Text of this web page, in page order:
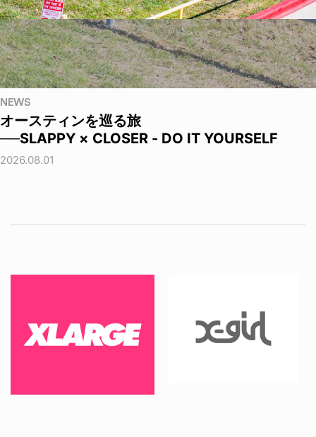
NEWS
オースティンを巡る旅
──SLAPPY × CLOSER - DO IT YOURSELF
2026.08.01